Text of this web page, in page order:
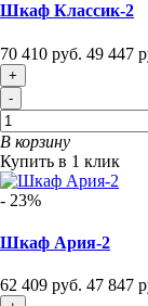
Шкаф Классик-2
70 410 руб. 49 447
+
-
В корзину
Купить в 1 клик
- 23%
Шкаф Ария-2
62 409 руб. 47 847